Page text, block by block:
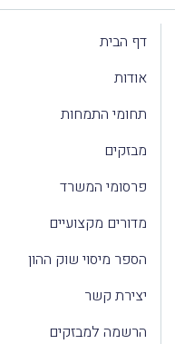
דף הבית
אודות
תחומי התמחות
מבזקים
פרסומי המשרד
מדורים מקצועיים
הספר מיסוי שוק ההון
יצירת קשר
הרשמה למבזקים